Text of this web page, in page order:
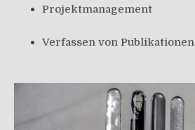
Projektmanagement
Verfassen von Publikationen